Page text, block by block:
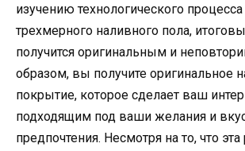
изучению технологического
трехмерного наливного пола,
получится оригинальным и
образом, вы получите оригинальное
покрытие, которое сделает ваш
подходящим под ваши желания и
предпочтения. Несмотря на то, что эта